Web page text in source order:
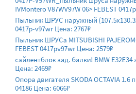
IVMontero V87WV97W 06> FEBEST
Пыльник ШРУС наружный
0417p-v97wr Цена: 2767₽
Пыльник ШРУСа MITSUBISHI
FEBEST 0417pv97wr Цена: 2579₽
сайлентблок зад. балки! BMW E32E34
Цена: 2469₽
Опора двигателя SKODA OCTAVIA 1.6
04186 Цена: 6066₽